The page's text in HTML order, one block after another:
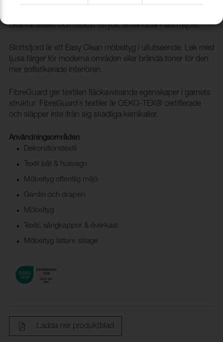
Skandinaviskt och rubust utryck, användbar i alla miljöer.
Slottsfjord är ett Easy Clean möbeltyg i ullutseende. Lek med
ljusa färger för moderna områden eller brända toner för den
mer sofistikerade interiören.
FibreGuard ger textilen fläckavvisande egenskaper i garnets
struktur. FibreGuard´s textiler är OEKO-TEX® certifierade
och släpper inte ifrån sig skadliga kemikalier.
Användningsområden
Dekorationstextil
Textil båt & husvagn
Möbeltyg offentlig miljö
Gardin och draperi
Möbeltyg
Textil, sängkappor & överkast
Möbeltyg lättare slitage
Ladda ner produktblad